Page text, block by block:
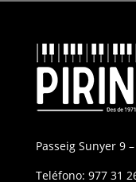
Passeig Sunyer 9
Teléfono: 977 31